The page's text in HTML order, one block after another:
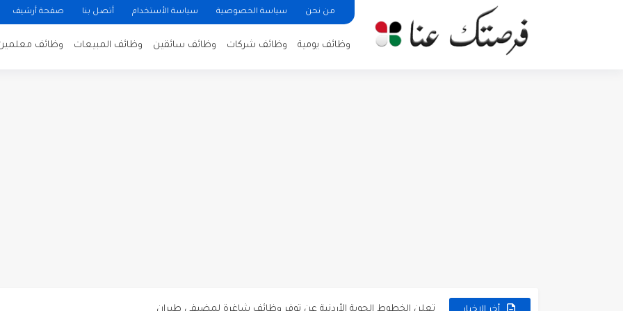
من نحن سياسة الخصوصية سياسة الأستخدام أتصل بنا صفحة أرشيف
وظائف يومية وظائف شركات وظائف سائقين وظائف المبيعات وظائف